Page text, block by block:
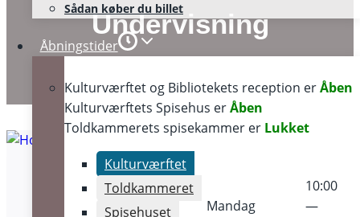
Sådan køber du billet
Åbningstider
Kulturværftet og Bibliotekets reception erÅben
Kulturværftets Spisehus erÅben
Toldkammerets spisekammer er Lukket
Kulturværftet
Toldkammeret
Spisehuset
Mandag
10:00
—
Undervisning